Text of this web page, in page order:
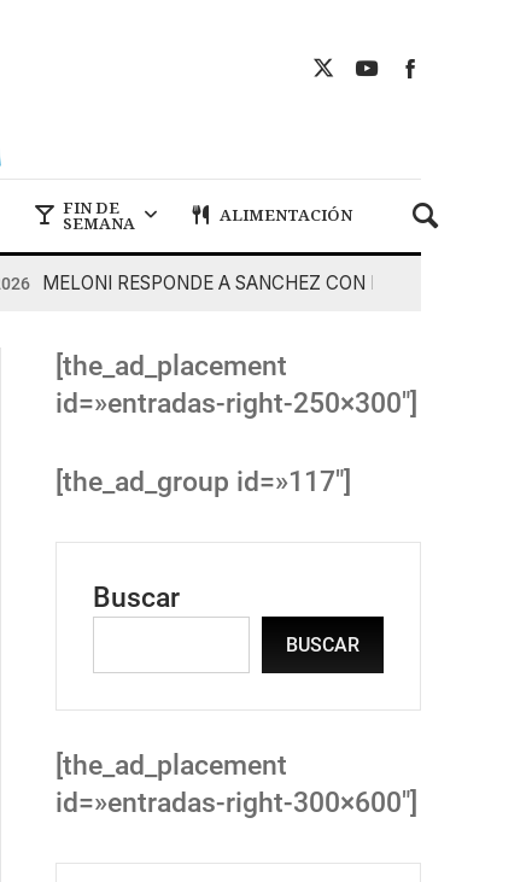
FIN DE
SEMANA ALIMENTACIÓN
MELONI RESPONDE A SANCHEZ CON DUREZA
[the_ad_placement
id=»entradas-right-250×300″]
[the_ad_group id=»117″]
Buscar
BUSCAR
[the_ad_placement
id=»entradas-right-300×600″]